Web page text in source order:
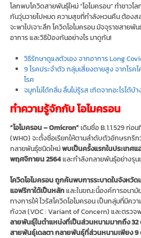
โลกพบโควิดสายพันธุ์ใหม่ “โอไมครอน” ทำชาว
กันวุ่นวายไปหมด ความสุขที่กำลังหวนคืน ต้องส
จะพาไปเจาะลึก โควิดโอไมครอน มัจจุราชสายพั
อาการ และวิธีป้องกันอย่างไร มาดูกัน!
วิธีรักษาดูแลตัวเอง จากอาการ Long
9 โรคประจำตัว กลุ่มเสี่ยงตายสูง จากโร
โรค
จมูกไม่ได้กลิ่น ลิ้นไม่รู้รส เกิดจากอะไรได้บ้
ทำความรู้จักกับ โอไมครอน
“โอไมครอน – Omicron” เดิมชื่อ B.1.1.529 ก่อ
(WHO) จะตั้งชื่อเรียกให้ตามลำดับตัวอักษรกรีก
กลายพันธุ์ชนิดใหม่พบเป็นครั้งแรกในประเทศแ
พฤศจิกายน 2564 และกำลังกลายพันธุ์อย่างรุน
โควิดโอไมครอน ถูกค้นพบการระบาดในจังหวัด
แอฟริกาใต้เป็นหลัก และในขณะนี้องค์การอนามั
ทางการให้ ไวรัสโควิดโอไมครอน เป็นกลุ่มที่มีค
กังวล (VOC : Variant of Concern) และตรวจ
ลายพันธุ์ในตำแหน่งที่เป็นส่วนหนามมากถึง 32
สายพันธุ์เดลตา กลายพันธุ์ที่ส่วนหนามเพียง 9